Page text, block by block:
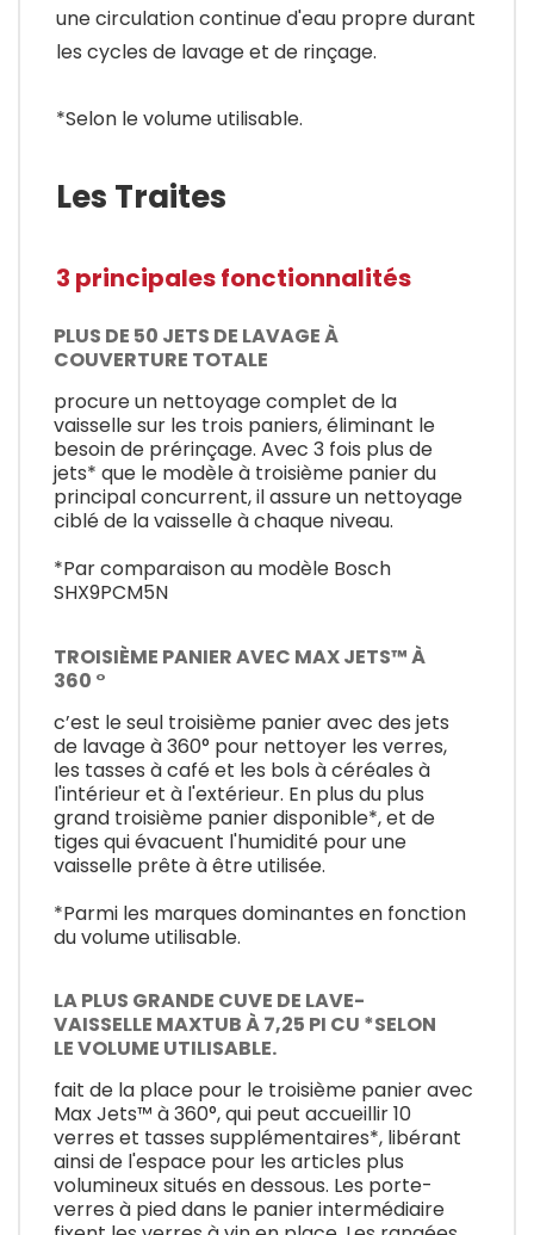
une circulation continue d'eau propre durant
les cycles de lavage et de rinçage.
*Selon le volume utilisable.
Les Traites
3 principales fonctionnalités
PLUS DE 50 JETS DE LAVAGE À
COUVERTURE TOTALE
procure un nettoyage complet de la
vaisselle sur les trois paniers, éliminant le
besoin de prérinçage. Avec 3 fois plus de
jets* que le modèle à troisième panier du
principal concurrent, il assure un nettoyage
ciblé de la vaisselle à chaque niveau.
*Par comparaison au modèle Bosch
SHX9PCM5N
TROISIÈME PANIER AVEC MAX JETS™ À
360 °
c’est le seul troisième panier avec des jets
de lavage à 360° pour nettoyer les verres,
les tasses à café et les bols à céréales à
l'intérieur et à l'extérieur. En plus du plus
grand troisième panier disponible*, et de
tiges qui évacuent l'humidité pour une
vaisselle prête à être utilisée.
*Parmi les marques dominantes en fonction
du volume utilisable.
LA PLUS GRANDE CUVE DE LAVE-
VAISSELLE MAXTUB À 7,25 PI CU *SELON
LE VOLUME UTILISABLE.
fait de la place pour le troisième panier avec
Max Jets™ à 360°, qui peut accueillir 10
verres et tasses supplémentaires*, libérant
ainsi de l'espace pour les articles plus
volumineux situés en dessous. Les porte-
verres à pied dans le panier intermédiaire